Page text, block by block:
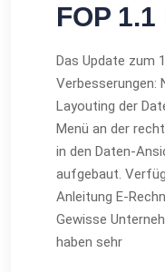
FOP
Das Update zum
Verbesserungen:
Layouting der
Menü an der
in den Daten-
aufgebaut.
Anleitung E-
Gewisse
haben sehr